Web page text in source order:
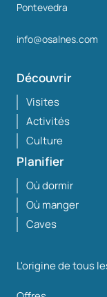
Pontevedra
info@osalnes.com
Découvrir
Visites
Activités
Culture
Planifier
Où dormir
Où manger
Caves
L'origine de tous